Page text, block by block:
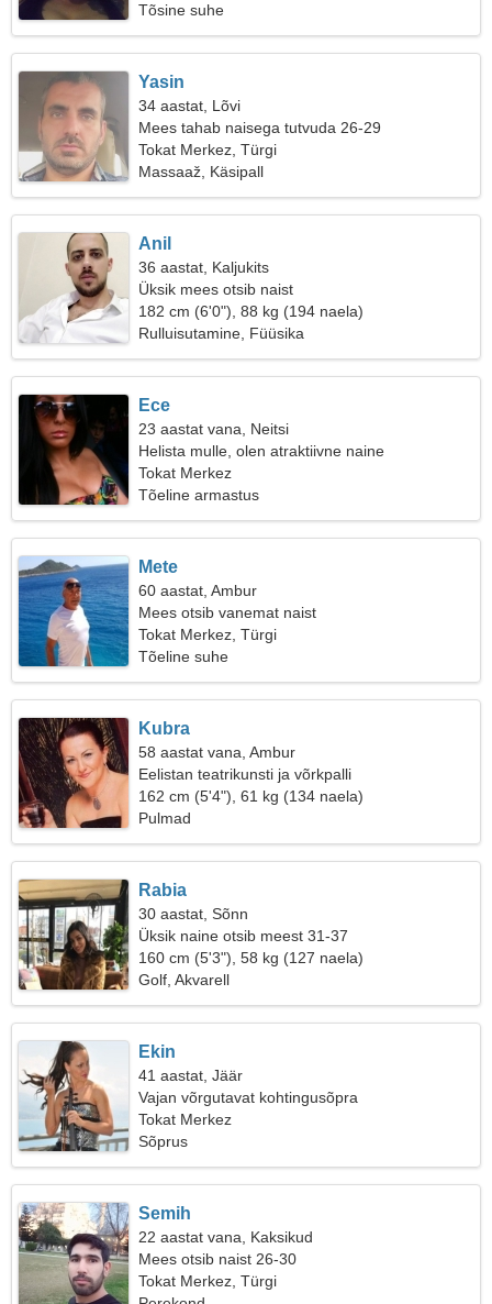
Tõsine suhe
Yasin
34 aastat, Lõvi
Mees tahab naisega tutvuda 26-29
Tokat Merkez, Türgi
Massaaž, Käsipall
Anil
36 aastat, Kaljukits
Üksik mees otsib naist
182 cm (6'0"), 88 kg (194 naela)
Rulluisutamine, Füüsika
Ece
23 aastat vana, Neitsi
Helista mulle, olen atraktiivne naine
Tokat Merkez
Tõeline armastus
Mete
60 aastat, Ambur
Mees otsib vanemat naist
Tokat Merkez, Türgi
Tõeline suhe
Kubra
58 aastat vana, Ambur
Eelistan teatrikunsti ja võrkpalli
162 cm (5'4"), 61 kg (134 naela)
Pulmad
Rabia
30 aastat, Sõnn
Üksik naine otsib meest 31-37
160 cm (5'3"), 58 kg (127 naela)
Golf, Akvarell
Ekin
41 aastat, Jäär
Vajan võrgutavat kohtingusõpra
Tokat Merkez
Sõprus
Semih
22 aastat vana, Kaksikud
Mees otsib naist 26-30
Tokat Merkez, Türgi